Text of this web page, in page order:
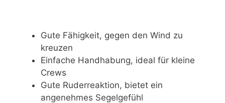
Gute Fähigkeit, gegen den Wind zu
kreuzen
Einfache Handhabung, ideal für kleine
Crews
Gute Ruderreaktion, bietet ein
angenehmes Segelgefühl